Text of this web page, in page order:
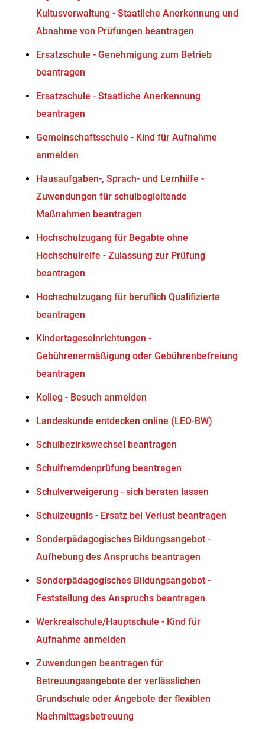
Kultusverwaltung - Staatliche Anerkennung und
Abnahme von Prüfungen beantragen
Ersatzschule - Genehmigung zum Betrieb
beantragen
Ersatzschule - Staatliche Anerkennung
beantragen
Gemeinschaftsschule - Kind für Aufnahme
anmelden
Hausaufgaben-, Sprach- und Lernhilfe -
Zuwendungen für schulbegleitende
Maßnahmen beantragen
Hochschulzugang für Begabte ohne
Hochschulreife - Zulassung zur Prüfung
beantragen
Hochschulzugang für beruflich Qualifizierte
beantragen
Kindertageseinrichtungen -
Gebührenermäßigung oder Gebührenbefreiung
beantragen
Kolleg - Besuch anmelden
Landeskunde entdecken online (LEO-BW)
Schulbezirkswechsel beantragen
Schulfremdenprüfung beantragen
Schulverweigerung - sich beraten lassen
Schulzeugnis - Ersatz bei Verlust beantragen
Sonderpädagogisches Bildungsangebot -
Aufhebung des Anspruchs beantragen
Sonderpädagogisches Bildungsangebot -
Feststellung des Anspruchs beantragen
Werkrealschule/Hauptschule - Kind für
Aufnahme anmelden
Zuwendungen beantragen für
Betreuungsangebote der verlässlichen
Grundschule oder Angebote der flexiblen
Nachmittagsbetreuung